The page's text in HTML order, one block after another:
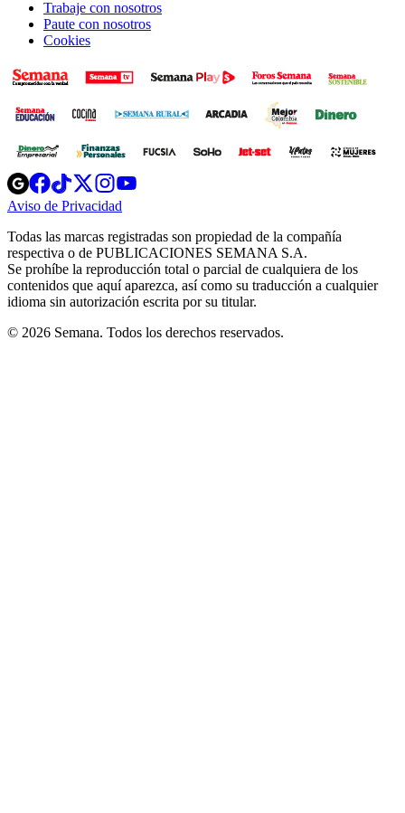
Trabaje con nosotros
Paute con nosotros
Cookies
Opens
in
new
Opens
in
new
Opens
in
new
window
Opens
new
windowwindow
Aviso de Privacidad
new
window
Todas las marcas registradas son propiedad de la compañía
respectiva o de PUBLICACIONES SEMANA S.A.
Se prohíbe la reproducción total o parcial de cualquiera de los
contenidos que aquí aparezca, así como su traducción a cualquier
idioma sin autorización escrita por su titular.
© 2026 Semana. Todos los derechos reservados.